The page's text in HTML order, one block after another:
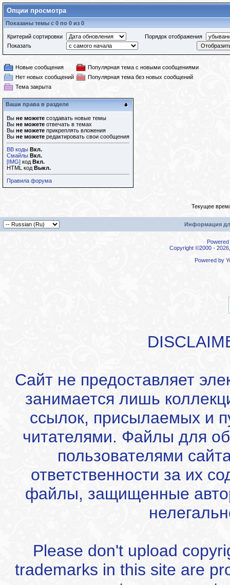
Опции просмотра
Показаны темы с 0 по 0 из 0
Критерий сортировки
Порядок отображения
Показать
Новые сообщения
Популярная тема с новыми сообщениями
Нет новых сообщений
Популярная тема без новых сообщений
Тема закрыта
Ваши права в разделе
Вы не можете создавать новые темы
Вы не можете отвечать в темах
Вы не можете прикреплять вложения
Вы не можете редактировать свои сообщения
BB коды Вкл.
Смайлы Вкл.
[IMG] код Вкл.
HTML код Выкл.
Правила форума
Текущее
Информация
Copyright ©2000 -
Powered by
Сайт не предоставляет
занимается лишь
ссылок, присылаемых и
читателями. Файлы для
пользователями
ответственности за их
файлы, защищенные
Please don't upload
trademarks in this site are